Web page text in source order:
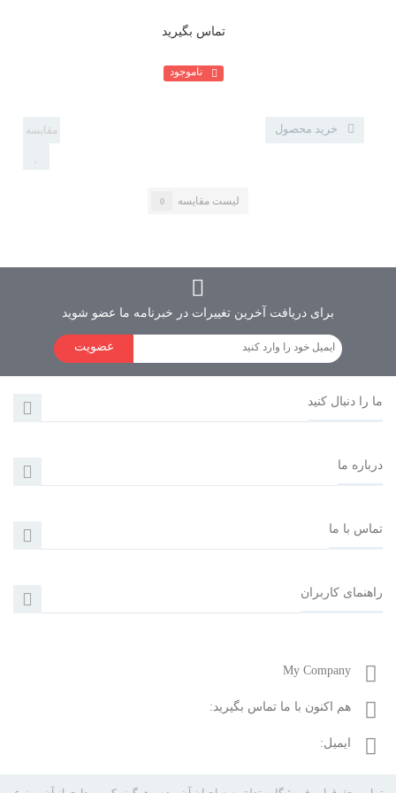
دوربین دنده عقب - پرفکت 011F - یونیورسال
تماس بگیرید
ناموجود
خرید محصول
لیست مقایسه 0
برای دریافت آخرین تغییرات در خبرنامه ما عضو شوید
عضویت
ما را دنبال کنید
درباره ما
تماس با ما
راهنمای کاربران
My Company
هم اکنون با ما تماس بگیرید:
ایمیل: